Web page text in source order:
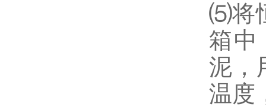
⑸将
箱中
泥，
温度